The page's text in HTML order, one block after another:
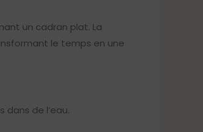
un cadran plat. La
le temps en une
de l’eau.